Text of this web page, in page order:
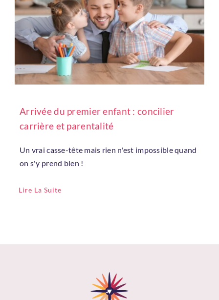
Arrivée du premier enfant : concilier
carrière et parentalité
Un vrai casse-tête mais rien n'est impossible quand
on s'y prend bien !
Lire La Suite